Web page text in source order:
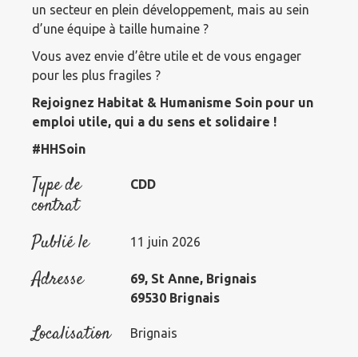
un secteur en plein développement, mais au sein
d’une équipe à taille humaine ?
Vous avez envie d’être utile et de vous engager
pour les plus fragiles ?
Rejoignez Habitat & Humanisme Soin pour un
emploi utile, qui a du sens et solidaire !
#HHSoin
Type de
contrat
CDD
Publié le 11 juin 2026
Adresse
69, St Anne, Brignais
69530 Brignais
Localisation Brignais